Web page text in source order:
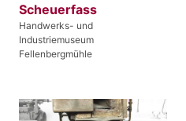
Scheuerfass
Handwerks- und
Industriemuseum
Fellenbergmühle